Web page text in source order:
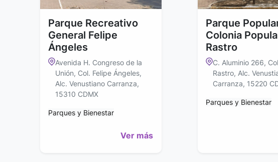
Parque Recreativo
General Felipe
Ángeles
Avenida H. Congreso de la
Unión, Col. Felipe Ángeles,
Alc. Venustiano Carranza,
15310 CDMX
Parques y Bienestar
Ver más
Parque
Colonia
Rastro
C. Aluminio 266,
Rastro, Alc.
Carranza, 15220
Parques y Bienestar